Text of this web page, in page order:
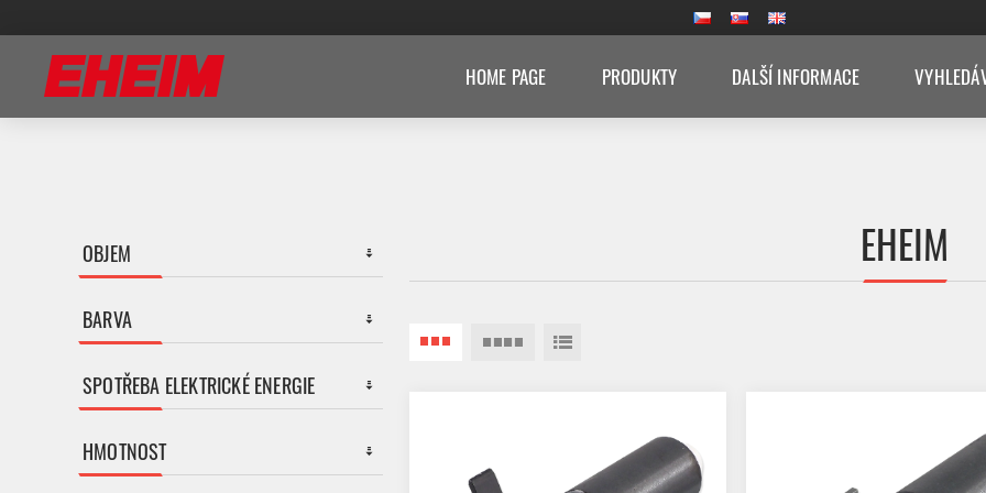
HOME PAGE PRODUKTY DALŠÍ INFORMACE
EHEIM
OBJEM
BARVA
SPOTŘEBA ELEKTRICKÉ ENERGIE
HMOTNOST